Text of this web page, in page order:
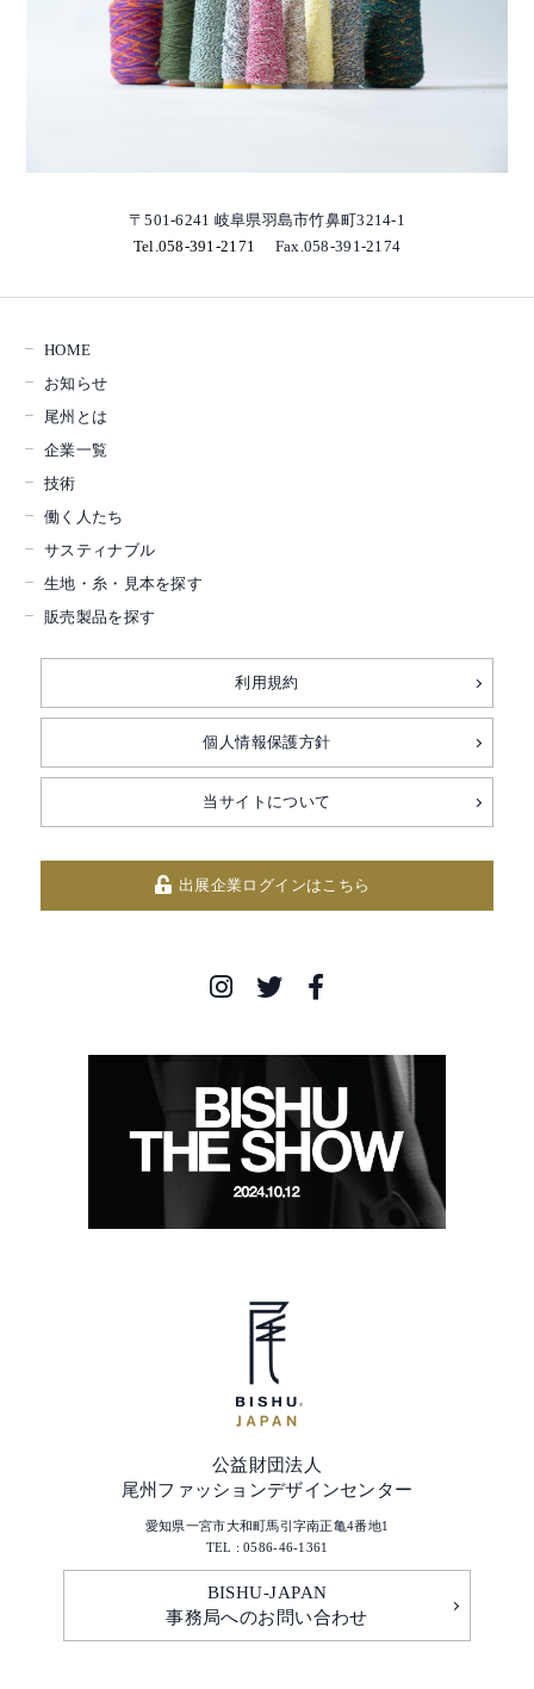
〒501-6241 岐阜県羽島市竹鼻町3214-1
Tel.058-391-2171
Fax.058-391-2174
HOME
お知らせ
尾州とは
企業一覧
技術
働く人たち
サスティナブル
生地・糸・見本を探す
販売製品を探す
利用規約
個人情報保護方針
当サイトについて
出展企業ログインはこちら
公益財団法人
尾州ファッションデザインセンター
愛知県一宮市大和町馬引字南正亀4番地1
TEL : 0586-46-1361
BISHU-JAPAN
事務局へのお問い合わせ